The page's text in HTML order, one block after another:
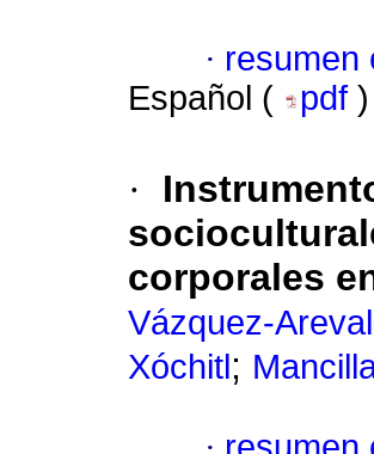
· resumen
Español (
pdf )
·
corporales
Vázquez-
Xóchitl ;